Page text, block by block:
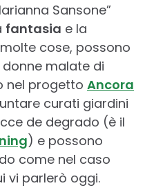
Sansone”
fantasia e la
cose, possono
malate di
nel progetto Ancora
curati giardini
de degrado (è il
) e possono
come nel caso
vi parlerò oggi.